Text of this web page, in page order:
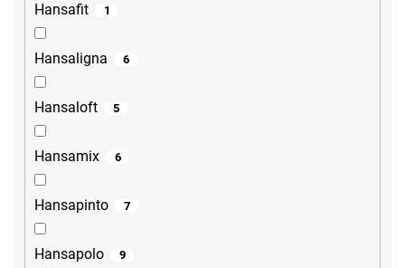
Hansafit 1
Hansaligna 6
Hansaloft 5
Hansamix 6
Hansapinto 7
Hansapolo 9